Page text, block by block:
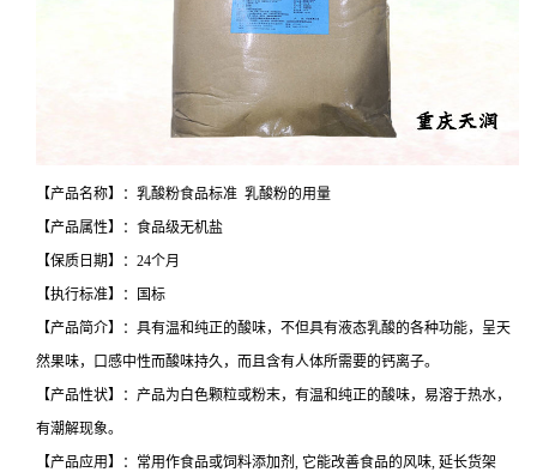
【产品名称】：乳酸粉食品标准 乳酸粉的用量
【产品属性】：食品级无机盐
【保质日期】：24个月
【执行标准】：国标
【产品简介】：具有温和纯正的酸味，不但具有液态乳酸的各种功能，呈天
然果味，口感中性而酸味持久，而且含有人体所需要的钙离子。
【产品性状】：产品为白色颗粒或粉末，有温和纯正的酸味，易溶于热水，
有潮解现象。
【产品应用】：常用作食品或饲料添加剂, 它能改善食品的风味, 延长货架